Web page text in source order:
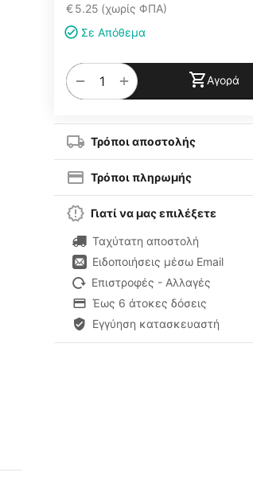
€5.25 (χωρίς ΦΠΑ)
Σε Απόθεμα
+
− Αγορά
Τρόποι αποστολής
Τρόποι πληρωμής
Γιατί να μας επιλέξετε
Ταχύτατη αποστολή
Ειδοποιήσεις μέσω Email
Επιστροφές - Αλλαγές
Έως 6 άτοκες δόσεις
Εγγύηση κατασκευαστή